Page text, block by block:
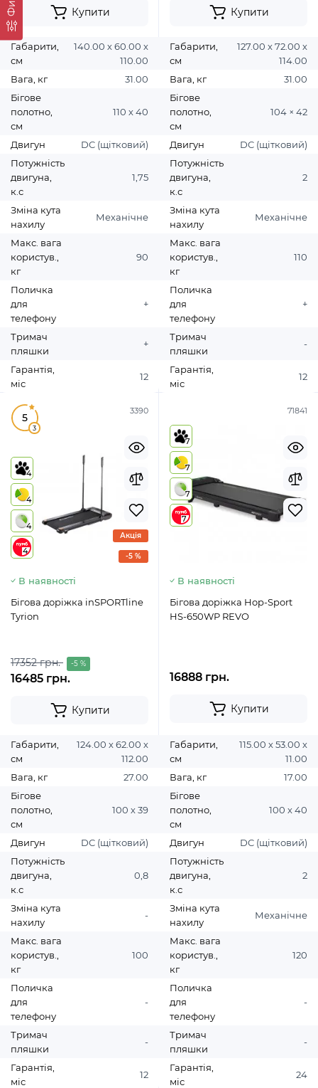
Купити
Габарити,
см
140.00 х 60.00 х
110.00
Вага, кг
31.00
Бігове
полотно,
см
110 х 40
Двигун
DC (щітковий)
Потужність
двигуна,
к.с
1,75
Зміна кута
нахилу
Механічне
Макс. вага
користув.,
кг
90
Поличка
для
телефону
+
Тримач
пляшки
+
Гарантія,
міс
12
Купити
Габарити,
см
127.00 х 72.00 х
114.00
Вага, кг
31.00
Бігове
полотно,
см
104 × 42
Двигун
DC (щітковий)
Потужність
двигуна,
к.с
2
Зміна кута
нахилу
Механічне
Макс. вага
користув.,
кг
110
Поличка
для
телефону
+
Тримач
пляшки
-
Гарантія,
міс
12
3390
5
3
4
4
4
4
-5 %
Акція
В наявності
Бігова доріжка inSPORTline
Tyrion
17352 грн. -5 %
16485 грн.
Купити
Габарити,
см
124.00 х 62.00 х
112.00
Вага, кг
27.00
Бігове
полотно,
см
100 х 39
Двигун
DC (щітковий)
Потужність
двигуна,
к.с
0,8
Зміна кута
нахилу
-
Макс. вага
користув.,
кг
100
Поличка
для
телефону
-
Тримач
пляшки
-
Гарантія,
міс
12
71841
7
7
7
7
В наявності
Бігова доріжка Hop-Sport
HS-650WP REVO
16888 грн.
Купити
Габарити,
см
115.00 х 53.00 х
11.00
Вага, кг
17.00
Бігове
полотно,
см
100 х 40
Двигун
DC (щітковий)
Потужність
двигуна,
к.с
2
Зміна кута
нахилу
Механічне
Макс. вага
користув.,
кг
120
Поличка
для
телефону
-
Тримач
пляшки
-
Гарантія,
міс
24